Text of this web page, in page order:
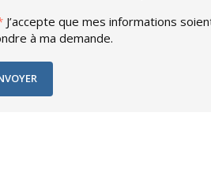
J’accepte que mes informations
à ma demande.